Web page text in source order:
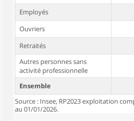
Employés
Ouvriers
Retraités
Autres personnes sans
activité professionnelle
Ensemble
Source : Insee, RP2023 exploitation
au 01/01/2026.